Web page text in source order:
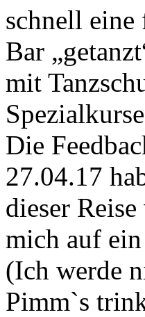
schnell
Bar
mit
Die
27.04.17
dieser
mich auf
(Ich werde
Pimm`s